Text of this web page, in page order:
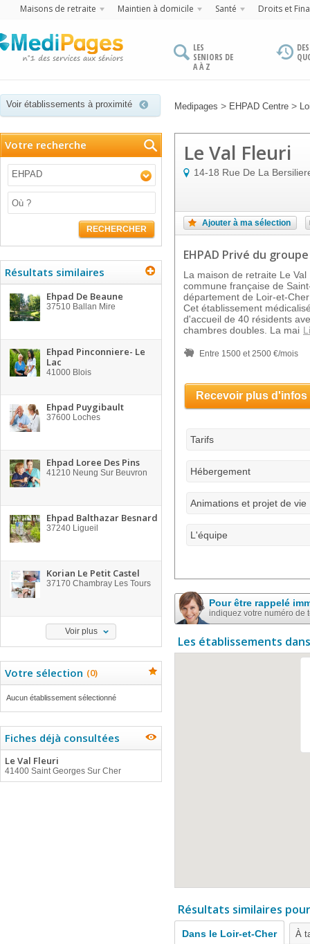
Maisons de retraite Maintien à domicile Santé Droits et
LES
SENIORS DE
A À Z
Voir établissements à proximité Medipages > EHPAD Centre >
Votre recherche
EHPAD
RECHERCHER
Résultats similaires
Ehpad De Beaune
37510 Ballan Mire
Ehpad Pinconniere- Le
Lac
41000 Blois
Ehpad Puygibault
37600 Loches
Ehpad Loree Des Pins
41210 Neung Sur Beuvron
Ehpad Balthazar Besnard
37240 Ligueil
Korian Le Petit Castel
37170 Chambray Les Tours
Voir plus
Votre sélection (0)
Aucun établissement sélectionné
Fiches déjà consultées
Le Val Fleuri
41400 Saint Georges Sur Cher
Le Val Fleuri
14-18 Rue De La
Ajouter à ma sélection
EHPAD Privé du groupe
La maison de retraite Le
commune française de
département de Loir-et-
Cet établissement
d'accueil de 40 résidents
chambres doubles. La mai
Entre 1500 et 2500 €/mois
Recevoir plus d'infos
Tarifs
Hébergement
Animations et projet de vie
L'équipe
Pour être rappelé
indiquez votre numéro de
Les établissements
Résultats similaires
Dans le Loir-et-Cher À